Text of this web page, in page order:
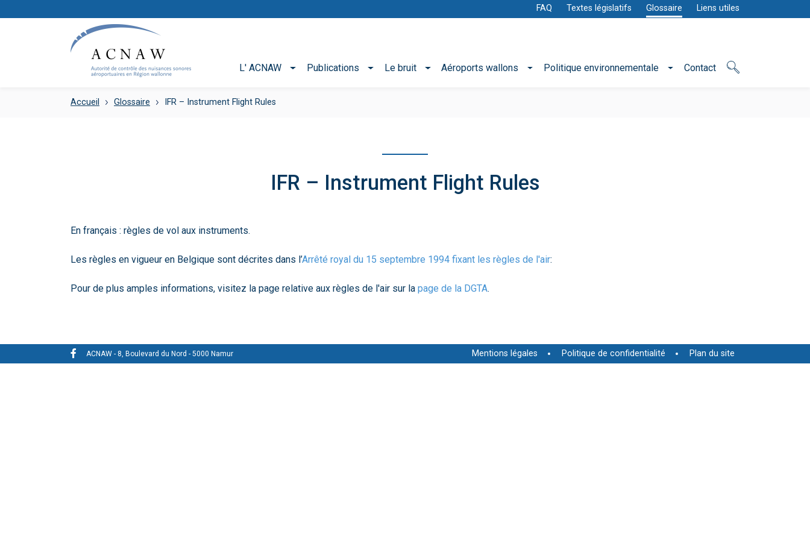
FAQ Textes législatifs Glossaire Liens utiles
L' ACNAW Publications Le bruit Aéroports wallons Politique environnementale Contact
Accueil Glossaire IFR – Instrument Flight Rules
IFR – Instrument Flight Rules
En français : règles de vol aux instruments.
Les règles en vigueur en Belgique sont décrites dans l’Arrêté royal du 15 septembre 1994 fixant les règles de l'air:
Pour de plus amples informations, visitez la page relative aux règles de l'air sur la page de la DGTA.
ACNAW - 8, Boulevard du Nord - 5000 Namur Mentions légales Politique de confidentialité Plan du site